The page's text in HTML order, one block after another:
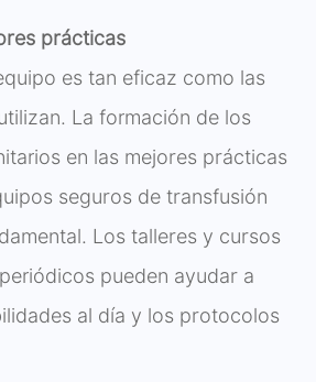
prácticas
es tan eficaz como las
La formación de los
en las mejores prácticas
seguros de transfusión
Los talleres y cursos
pueden ayudar a
al día y los protocolos